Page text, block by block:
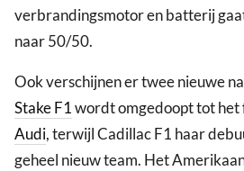
verbrandingsmotor en batterij
naar 50/50.
Ook verschijnen er twee nieuwe
Stake F1wordt omgedoopt tot
Audi, terwijl Cadillac F1 haar
geheel nieuw team. Het